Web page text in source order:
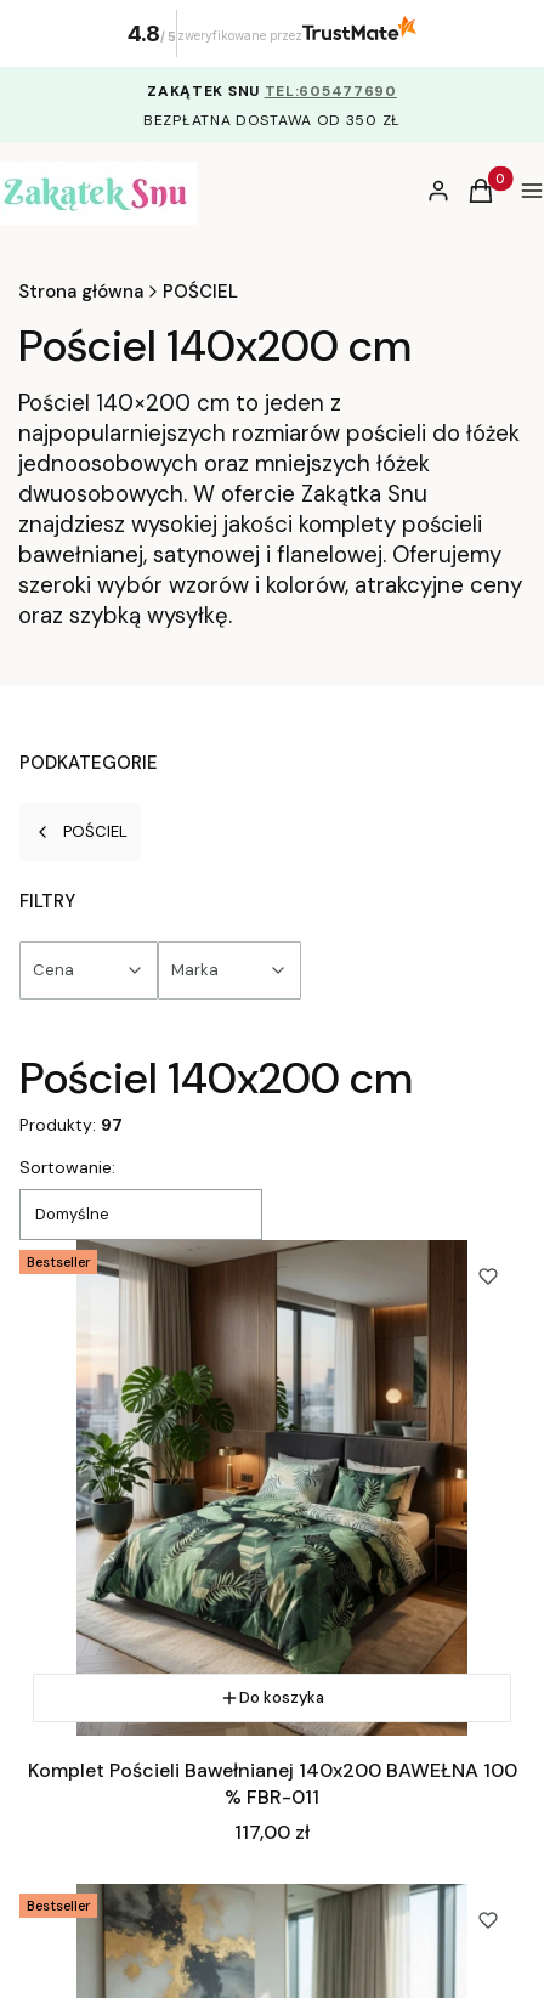
ZAKĄTEK SNU TEL:605477690
BEZPŁATNA DOSTAWA OD 350 ZŁ
Zaloguj sięKoszyk
Strona główna POŚCIEL
Pościel 140x200 cm
Pościel 140×200 cm to jeden z
najpopularniejszych rozmiarów pościeli do łóżek
jednoosobowych oraz mniejszych łóżek
dwuosobowych. W ofercie Zakątka Snu
znajdziesz wysokiej jakości komplety pościeli
bawełnianej, satynowej i flanelowej. Oferujemy
szeroki wybór wzorów i kolorów, atrakcyjne ceny
oraz szybką wysyłkę.
PODKATEGORIE
POŚCIEL
FILTRY
Cena Marka
Pościel 140x200 cm
Produkty: 97
Lista produktów
Sortowanie:
Domyślne
Bestseller
Do koszyka
Komplet Pościeli Bawełnianej 140x200 BAWEŁNA 100
% FBR-011
Cena
117,00 zł
Bestseller
4.8/ 5 zweryfikowane przez